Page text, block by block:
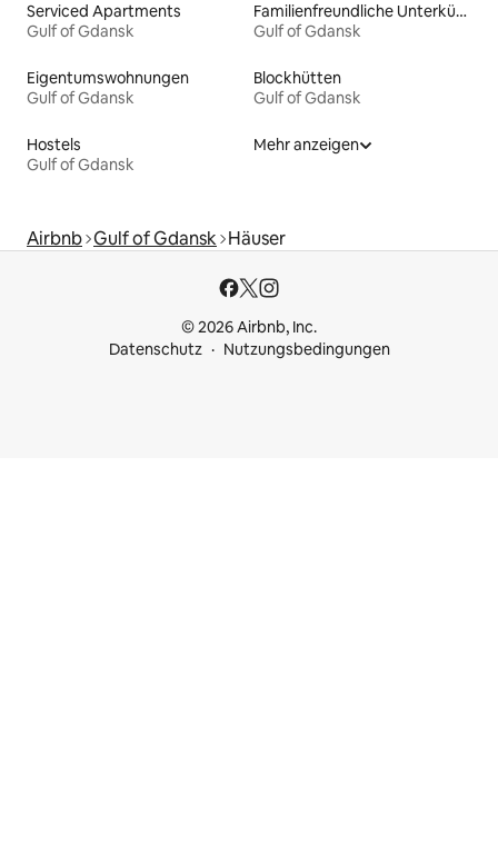
Serviced Apartments
Gulf of Gdansk
Familienfreundliche Unterkünfte
Gulf of Gdansk
Eigentumswohnungen
Gulf of Gdansk
Blockhütten
Gulf of Gdansk
Hostels
Gulf of Gdansk
Mehr anzeigen
Airbnb Gulf of Gdansk Häuser
© 2026 Airbnb, Inc.
Datenschutz
Nutzungsbedingungen